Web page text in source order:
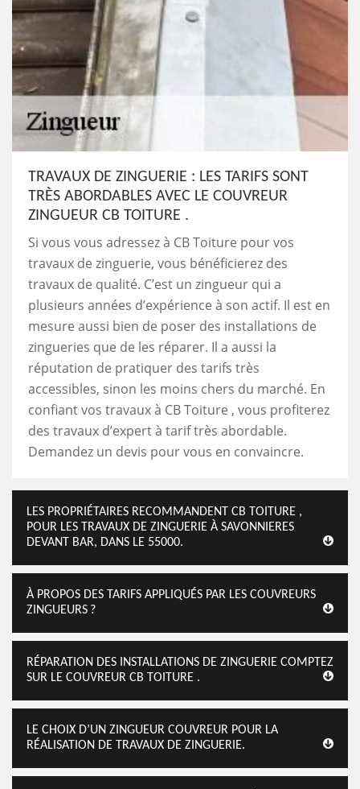
TRAVAUX DE ZINGUERIE : LES TARIFS SONT
TRÈS ABORDABLES AVEC LE COUVREUR
ZINGUEUR CB TOITURE .
Si vous vous adressez à CB Toiture pour vos
travaux de zinguerie, vous bénéficierez des
travaux de qualité. C’est un zingueur qui a
plusieurs années d’expérience à son actif. Il est en
mesure aussi bien de poser des installations de
zingueries que de les réparer. Il a aussi la
réputation de pratiquer des tarifs très
accessibles, sinon les moins chers du marché. En
confiant vos travaux à CB Toiture , vous profiterez
des travaux d’expert à tarif très abordable.
Demandez un devis pour vous en convaincre.
LES PROPRIÉTAIRES RECOMMANDENT CB TOITURE ,
POUR LES TRAVAUX DE ZINGUERIE À SAVONNIERES
DEVANT BAR, DANS LE 55000.
À PROPOS DES TARIFS APPLIQUÉS PAR LES COUVREURS
ZINGUEURS ?
RÉPARATION DES INSTALLATIONS DE ZINGUERIE COMPTEZ
SUR LE COUVREUR CB TOITURE .
LE CHOIX D’UN ZINGUEUR COUVREUR POUR LA
RÉALISATION DE TRAVAUX DE ZINGUERIE.